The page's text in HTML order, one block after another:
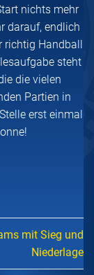
nichts mehr
darauf, endlich
richtig Handball
steht
die vielen
Partien in
erst einmal
mit Sieg und
Niederlage